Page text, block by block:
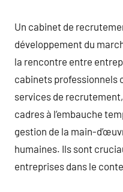
Un cabinet de
développement du
la rencontre entre
cabinets professionnels
services de
cadres à l’embauche
gestion de la main-
humaines. Ils sont
entreprises dans le